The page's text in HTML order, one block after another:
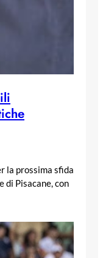
la prossima sfida
di Pisacane, con